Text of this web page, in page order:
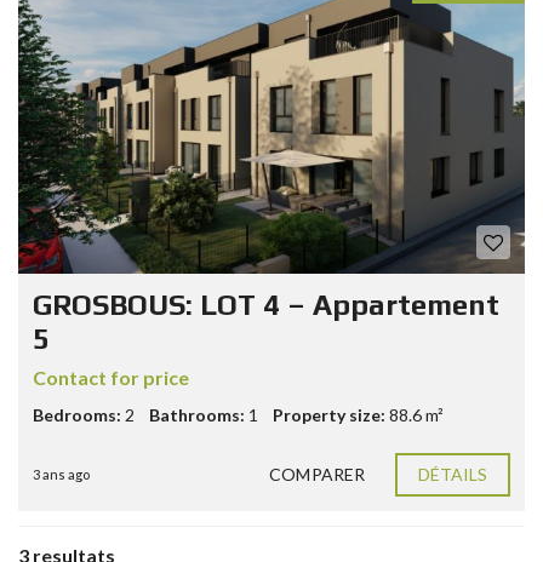
GROSBOUS: LOT 4 – Appartement
5
Contact for price
Bedrooms: 2 Bathrooms: 1 Property size: 88.6 m²
3 ans ago COMPARER DÉTAILS
3 resultats